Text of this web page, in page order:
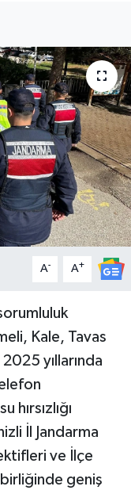
A- A+
Kale, Tavas
yıllarında
İl Jandarma
ve İlçe
geniş